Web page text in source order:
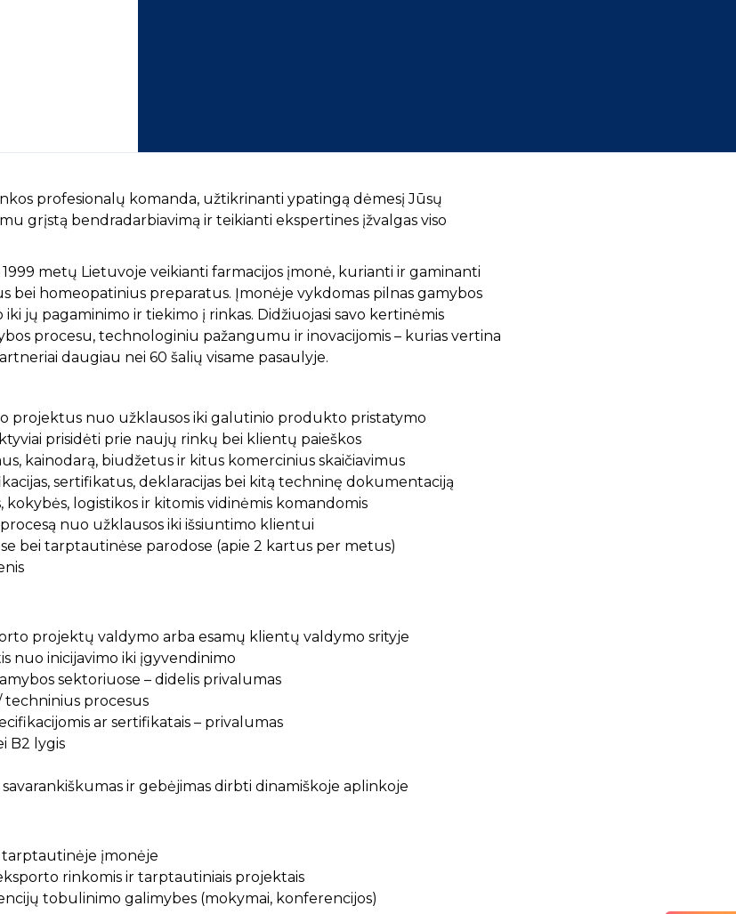
profesionalų komanda, užtikrinanti ypatingą dėmesį Jūsų
grįstą bendradarbiavimą ir teikianti ekspertines įžvalgas viso
metų Lietuvoje veikianti farmacijos įmonė, kurianti ir gaminanti
bei homeopatinius preparatus. Įmonėje vykdomas pilnas gamybos
jų pagaminimo ir tiekimo į rinkas. Didžiuojasi savo kertinėmis
procesu, technologiniu pažangumu ir inovacijomis – kurias vertina
daugiau nei 60 šalių visame pasaulyje.
projektus nuo užklausos iki galutinio produkto pristatymo
prisidėti prie naujų rinkų bei klientų paieškos
kainodarą, biudžetus ir kitus komercinius skaičiavimus
sertifikatus, deklaracijas bei kitą techninę dokumentaciją
logistikos ir kitomis vidinėmis komandomis
nuo užklausos iki išsiuntimo klientui
bei tarptautinėse parodose (apie 2 kartus per metus)
projektų valdymo arba esamų klientų valdymo srityje
nuo inicijavimo iki įgyvendinimo
sektoriuose – didelis privalumas
techninius procesus
ar sertifikatais – privalumas
B2 lygis
ir gebėjimas dirbti dinamiškoje aplinkoje
tarptautinėje įmonėje
rinkomis ir tarptautiniais projektais
tobulinimo galimybes (mokymai, konferencijos)